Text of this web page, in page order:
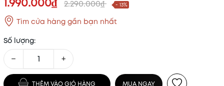
2.290.000₫ - 13%
Tìm cửa hàng gần bạn nhất
Số lượng:
− +
THÊM VÀO GIỎ HÀNG MUA NGAY